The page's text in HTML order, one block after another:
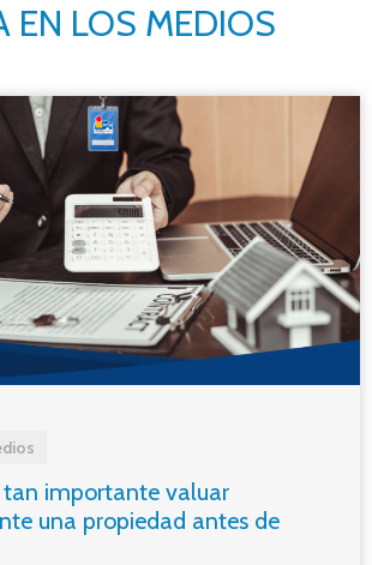
EN LOS MEDIOS
tan importante valuar
una propiedad antes de